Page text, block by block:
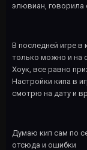
элювиан,
В последней игре в
только можно и на
Хоук, все равно
Настройки кипа в
смотрю на дату и
Думаю кип сам по
отсюда и ошибки